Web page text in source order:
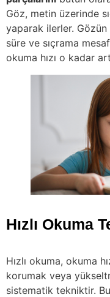
Göz, metin üzerinde
yaparak ilerler.
süre ve sıçrama
okuma hızı o kadar
Hızlı Okuma
Hızlı okuma, okuma
korumak veya
sistematik tekniktir.